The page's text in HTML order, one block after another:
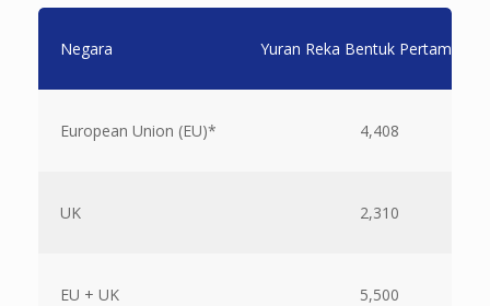
Negara Yuran Reka Bentuk Pertama
European Union (EU)* 4,408
UK 2,310
EU + UK 5,500